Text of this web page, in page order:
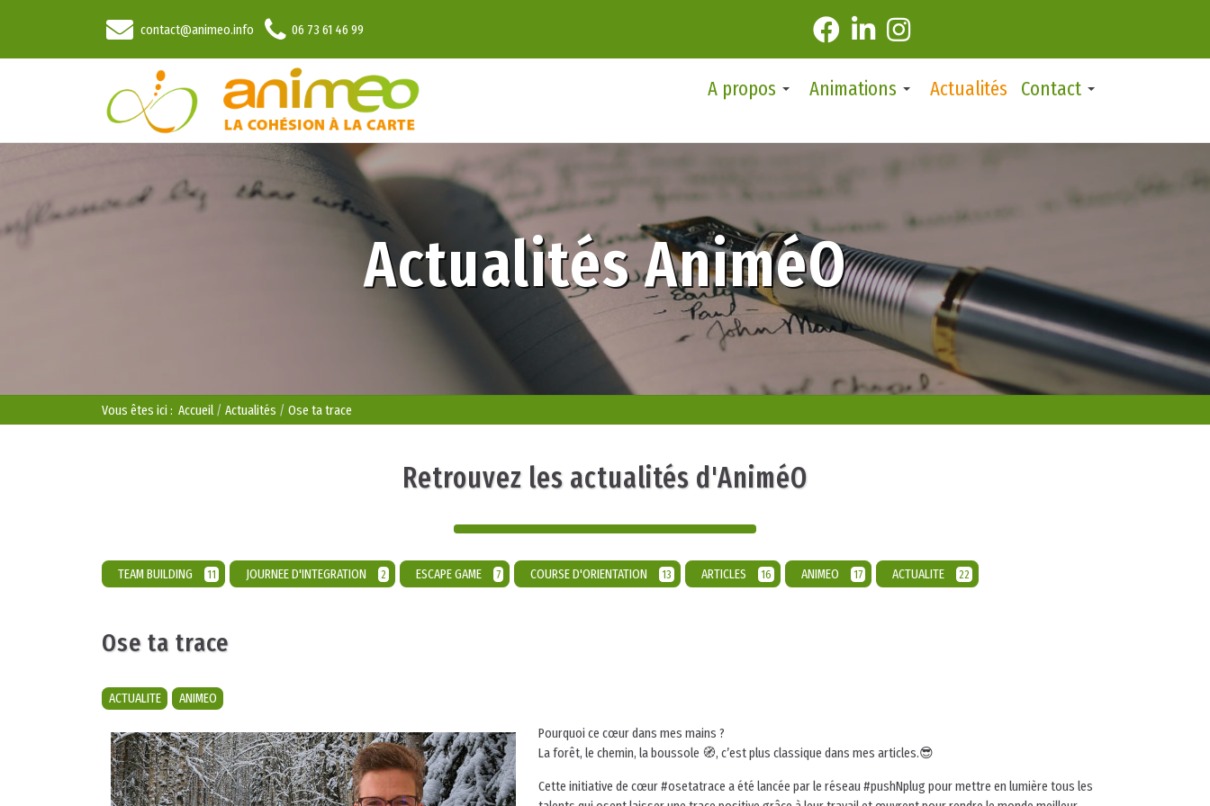
contact@animeo.info 06 73 61 46 99
A propos Animations Actualités Contact
Actualités AniméO
Vous êtes ici :Accueil Actualités Ose ta trace
Retrouvez les actualités d'AniméO
TEAM BUILDING 11 JOURNEE D'INTEGRATION 2 ESCAPE GAME 7 COURSE D'ORIENTATION 13 ARTICLES 16 ANIMEO 17 ACTUALITE 22
Ose ta trace
ACTUALITE ANIMEO
Pourquoi ce cœur dans mes mains ?
La forêt, le chemin, la boussole 🧭, c’est plus classique dans mes articles.😎
Cette initiative de cœur #osetatrace a été lancée par le réseau #pushNplug pour mettre en lumière tous les